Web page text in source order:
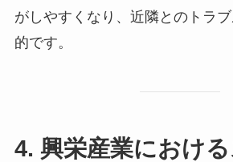
がしやすくなり、近隣とのトラ
的です。
4. 興栄産業におけ